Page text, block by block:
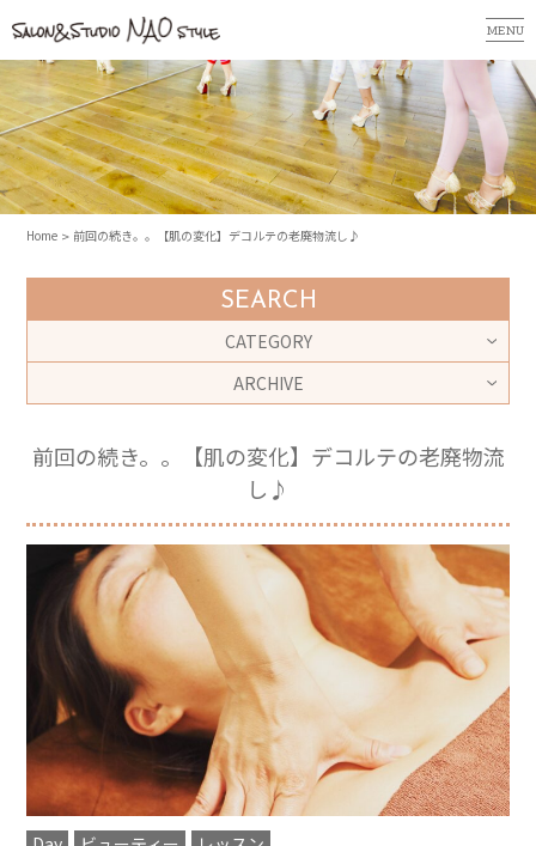
MENU
Home 前回の続き。。【肌の変化】デコルテの老廃物流し♪
SEARCH
CATEGORY
ARCHIVE
前回の続き。。【肌の変化】デコルテの老廃物流
し♪